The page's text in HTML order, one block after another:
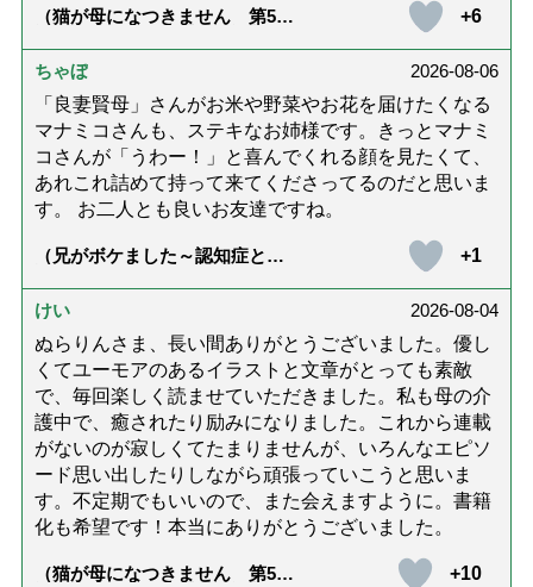
（猫が母になつきません 第500
+6
ちゃぼ
2026-08-06
「良妻賢母」さんがお米や野菜やお花を届けたくなる
マナミコさんも、ステキなお姉様です。きっとマナミ
コさんが「うわー！」と喜んでくれる顔を見たくて、
あれこれ詰めて持って来てくださってるのだと思いま
す。 お二人とも良いお友達ですね。
（兄がボケました～認知症と介
達』が届きました」）
+1
けい
2026-08-04
ぬらりんさま、長い間ありがとうございました。優し
くてユーモアのあるイラストと文章がとっても素敵
で、毎回楽しく読ませていただきました。私も母の介
護中で、癒されたり励みになりました。これから連載
がないのが寂しくてたまりませんが、いろんなエピソ
ード思い出したりしながら頑張っていこうと思いま
す。不定期でもいいので、また会えますように。書籍
化も希望です！本当にありがとうございました。
（猫が母になつきません 第500
+10